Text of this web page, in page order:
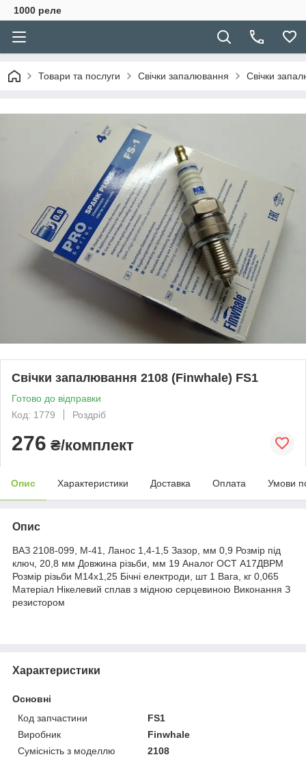
1000 реле
Товари та послуги Свічки запалювання Свічки
Свічки запалювання 2108 (Finwhale) FS1
Готово до відправки
Код: 1779
Роздріб
276 ₴/комплект
Опис Характеристики Доставка Оплата Умови
Опис
ВАЗ 2108-099, М-41, Ланос 1,4-1,5 Зазор, мм 0,9 Розмір під
ключ, 20,8 мм Довжина різьби, мм 19 Аналог ОСТ А17ДВРМ
Розмір різьби М14х1,25 Бічні електроди, шт 1 Вага, кг 0,065
Матеріал Нікелевий сплав з мідною серцевиною Виконання З
резистором
Характеристики
Основні
Код запчастини
FS1
Виробник
Finwhale
Сумісність з моделлю
2108